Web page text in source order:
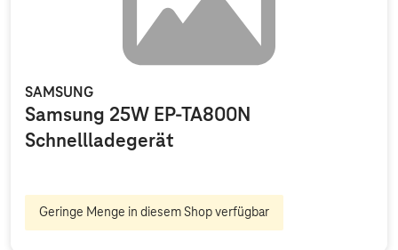
SAMSUNG
Samsung 25W EP-TA800N
Schnellladegerät
Geringe Menge in diesem Shop verfügbar